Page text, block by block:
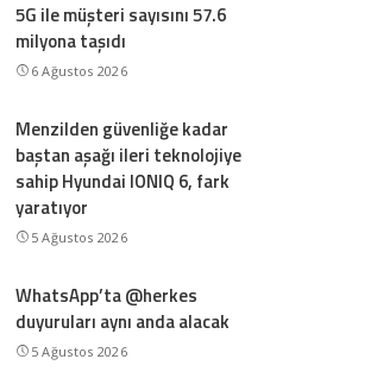
5G ile müşteri sayısını 57.6
milyona taşıdı
6 Ağustos 2026
Menzilden güvenliğe kadar
baştan aşağı ileri teknolojiye
sahip Hyundai IONIQ 6, fark
yaratıyor
5 Ağustos 2026
WhatsApp’ta @herkes
duyuruları aynı anda alacak
5 Ağustos 2026